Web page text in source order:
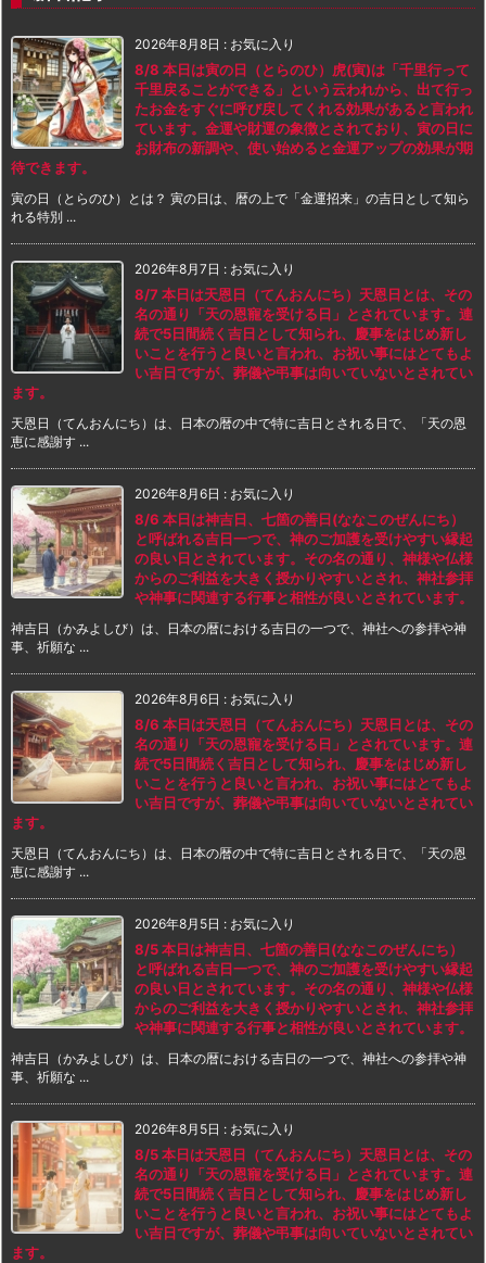
2026年8月8日 : お気に入り
8/8 本日は寅の日（とらのひ）虎(寅)は「千里行って
千里戻ることができる」という云われから、出て行っ
たお金をすぐに呼び戻してくれる効果があると言われ
ています。金運や財運の象徴とされており、寅の日に
お財布の新調や、使い始めると金運アップの効果が期
待できます。
寅の日（とらのひ）とは？ 寅の日は、暦の上で「金運招来」の吉日として知ら
れる特別 ...
2026年8月7日 : お気に入り
8/7 本日は天恩日（てんおんにち）天恩日とは、その
名の通り「天の恩寵を受ける日」とされています。連
続で5日間続く吉日として知られ、慶事をはじめ新し
いことを行うと良いと言われ、お祝い事にはとてもよ
い吉日ですが、葬儀や弔事は向いていないとされてい
ます。
天恩日（てんおんにち）は、日本の暦の中で特に吉日とされる日で、「天の恩
恵に感謝す ...
2026年8月6日 : お気に入り
8/6 本日は神吉日、七箇の善日(ななこのぜんにち）
と呼ばれる吉日一つで、神のご加護を受けやすい縁起
の良い日とされています。その名の通り、神様や仏様
からのご利益を大きく授かりやすいとされ、神社参拝
や神事に関連する行事と相性が良いとされています。
神吉日（かみよしび）は、日本の暦における吉日の一つで、神社への参拝や神
事、祈願な ...
2026年8月6日 : お気に入り
8/6 本日は天恩日（てんおんにち）天恩日とは、その
名の通り「天の恩寵を受ける日」とされています。連
続で5日間続く吉日として知られ、慶事をはじめ新し
いことを行うと良いと言われ、お祝い事にはとてもよ
い吉日ですが、葬儀や弔事は向いていないとされてい
ます。
天恩日（てんおんにち）は、日本の暦の中で特に吉日とされる日で、「天の恩
恵に感謝す ...
2026年8月5日 : お気に入り
8/5 本日は神吉日、七箇の善日(ななこのぜんにち）
と呼ばれる吉日一つで、神のご加護を受けやすい縁起
の良い日とされています。その名の通り、神様や仏様
からのご利益を大きく授かりやすいとされ、神社参拝
や神事に関連する行事と相性が良いとされています。
神吉日（かみよしび）は、日本の暦における吉日の一つで、神社への参拝や神
事、祈願な ...
2026年8月5日 : お気に入り
8/5 本日は天恩日（てんおんにち）天恩日とは、その
名の通り「天の恩寵を受ける日」とされています。連
続で5日間続く吉日として知られ、慶事をはじめ新し
いことを行うと良いと言われ、お祝い事にはとてもよ
い吉日ですが、葬儀や弔事は向いていないとされてい
ます。